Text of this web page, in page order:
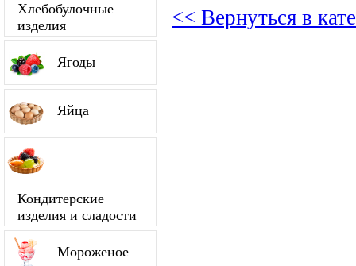
Хлебобулочные
изделия
Ягоды
Яйца
Кондитерские
изделия и сладости
Мороженое
<< Вернуться в